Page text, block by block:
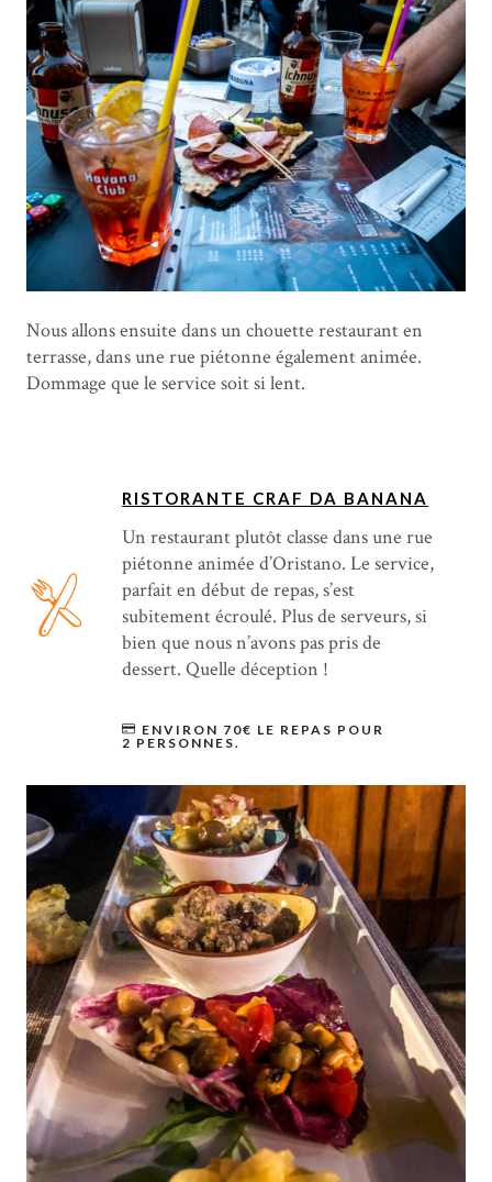
Nous allons ensuite dans un chouette restaurant en
terrasse, dans une rue piétonne également animée.
Dommage que le service soit si lent.
RISTORANTE CRAF DA BANANA
Un restaurant plutôt classe dans une rue
piétonne animée d’Oristano. Le service,
parfait en début de repas, s’est
subitement écroulé. Plus de serveurs, si
bien que nous n’avons pas pris de
dessert. Quelle déception !
ENVIRON 70€ LE REPAS POUR
2 PERSONNES.